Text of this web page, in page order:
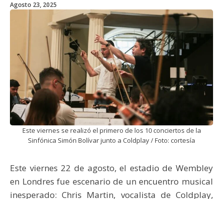
Agosto 23, 2025
Este viernes se realizó el primero de los 10 conciertos de la
Sinfónica Simón Bolívar junto a Coldplay / Foto: cortesía
Este viernes 22 de agosto, el estadio de Wembley
en Londres fue escenario de un encuentro musical
inesperado: Chris Martin, vocalista de Coldplay,